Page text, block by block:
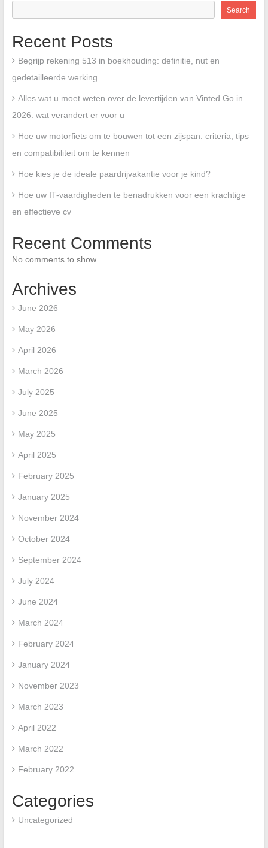
Search
Recent Posts
Begrijp rekening 513 in boekhouding: definitie, nut en
gedetailleerde werking
Alles wat u moet weten over de levertijden van Vinted Go in
2026: wat verandert er voor u
Hoe uw motorfiets om te bouwen tot een zijspan: criteria, tips
en compatibiliteit om te kennen
Hoe kies je de ideale paardrijvakantie voor je kind?
Hoe uw IT-vaardigheden te benadrukken voor een krachtige
en effectieve cv
Recent Comments
No comments to show.
Archives
June 2026
May 2026
April 2026
March 2026
July 2025
June 2025
May 2025
April 2025
February 2025
January 2025
November 2024
October 2024
September 2024
July 2024
June 2024
March 2024
February 2024
January 2024
November 2023
March 2023
April 2022
March 2022
February 2022
Categories
Uncategorized